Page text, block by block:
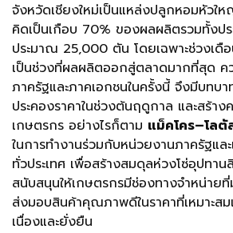
จังหวัดเชียงใหม่เป็นแหล่งปลูกหอมหัวใ
คิดเป็นเกือบ 70% ของผลผลิตรวมทั้งป
ประมาณ 25,000 ตัน โดยเฉพาะช่วงเ
เป็นช่วงที่ผลผลิตออกสู่ตลาดมากที่สุด ค
ภาครัฐและภาคเอกชนในครั้งนี้ จึงมีบทบ
ประคองราคาในช่วงต้นฤดูกาล และสร้าง
เกษตรกร อย่างไรก็ตาม แม็คโคร–โลตั
ในการทำงานร่วมกับหน่วยงานภาครัฐแล
ทั่วประเทศ เพื่อสร้างสมดุลห่วงโซ่อุปทาน
สนับสนุนให้เกษตรกรมีช่องทางจำหน่าย
ส่งมอบสินค้าคุณภาพดีในราคาที่เหมาะส
เนื่องและยั่งยืน